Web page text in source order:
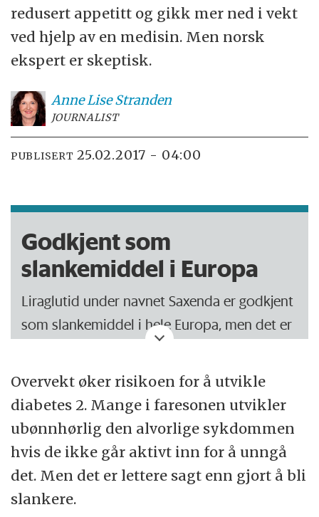
redusert appetitt og gikk mer ned i vekt
ved hjelp av en medisin. Men norsk
ekspert er skeptisk.
Anne Lise Stranden
JOURNALIST
PUBLISERT 25.02.2017 - 04:00
Godkjent som
slankemiddel i Europa
Liraglutid under navnet Saxenda er godkjent
som slankemiddel i hele Europa, men det er
har heller ikke refusjon slik at det kan fås på
blå resept i Norge. Det er temmelig kostbart.
Søsterpreparatet som heter Victoza og
brukes til behandling av diabetes, også i
Norge. Det koster over 13 000 for ett års
behandling. Prisen på Saxenda er ikke klar i
Overvekt øker risikoen for å utvikle
diabetes 2. Mange i faresonen utvikler
ubønnhørlig den alvorlige sykdommen
hvis de ikke går aktivt inn for å unngå
det. Men det er lettere sagt enn gjort å bli
slankere.